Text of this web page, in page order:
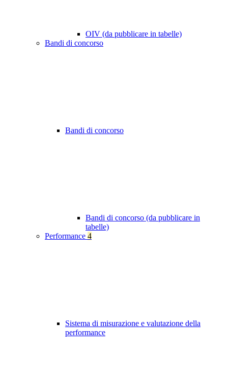
OIV (da pubblicare in tabelle)
Bandi di concorso
Bandi di concorso
Bandi di concorso (da pubblicare in
tabelle)
Performance 4
Sistema di misurazione e valutazione della
performance